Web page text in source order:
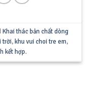
Khai thác bản chất dòng
trời, khu vui choi tre em,
kết hợp.